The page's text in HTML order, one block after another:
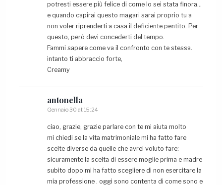
potresti essere più felice di come lo sei stata finora…
e quando capirai questo magari sarai proprio tu a
non voler riprenderti a casa il deficiente pentito. Per
questo, però devi concederti del tempo.
Fammi sapere come va il confronto con te stessa.
intanto ti abbraccio forte,
Creamy
antonella
Gennaio 30 at 15:24
ciao, grazie, grazie parlare con te mi aiuta molto
mi chiedi se la vita matrimoniale mi ha fatto fare
scelte diverse da quelle che avrei voluto fare:
sicuramente la scelta di essere moglie prima e madre
subito dopo mi ha fatto scegliere di non esercitare la
mia professione . oggi sono contenta di come sono e